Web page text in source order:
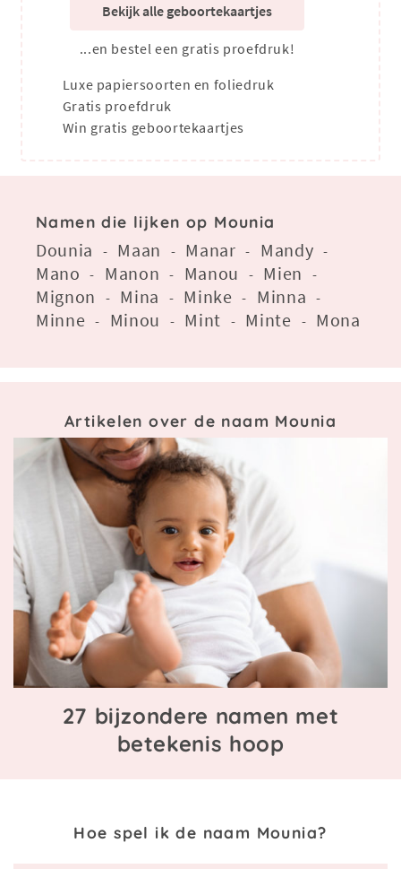
Bekijk alle geboortekaartjes
...en bestel een gratis proefdruk!
Luxe papiersoorten en foliedruk
Gratis proefdruk
Win gratis geboortekaartjes
Namen die lijken op Mounia
Dounia - Maan - Manar - Mandy -
Mano - Manon - Manou - Mien -
Mignon - Mina - Minke - Minna -
Minne - Minou - Mint - Minte - Mona
Artikelen over de naam Mounia
27 bijzondere namen met
betekenis hoop
Hoe spel ik de naam Mounia?